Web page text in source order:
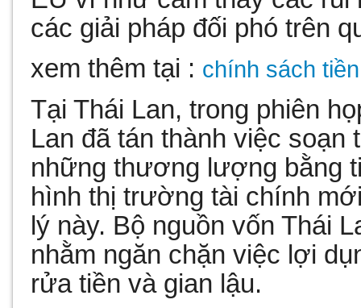
các giải pháp đối phó trên
xem thêm tại : chính sách
Tại Thái Lan, trong phiên
Lan đã tán thành việc soạn
những thương lượng bằng
hình thị trường tài chính
lý này. Bộ nguồn vốn Thái
nhằm ngăn chặn việc lợi
rửa tiền và gian lậu.